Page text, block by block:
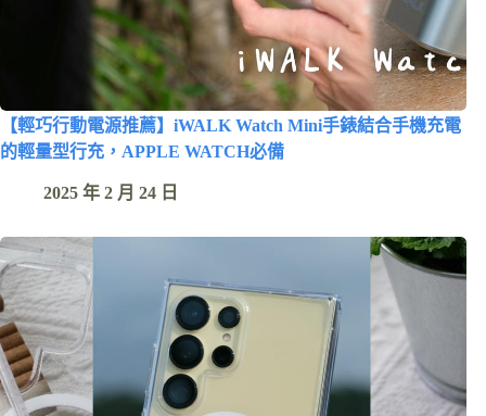
【輕巧行動電源推薦】iWALK Watch Mini手錶結合手機充電
的輕量型行充，APPLE WATCH必備
2025 年 2 月 24 日